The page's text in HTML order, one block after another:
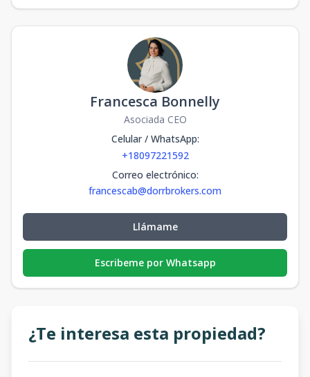
Francesca Bonnelly
Asociada CEO
Celular / WhatsApp:
+18097221592
Correo electrónico:
francescab@dorrbrokers.com
Llámame
Escribeme por Whatsapp
¿Te interesa esta propiedad?